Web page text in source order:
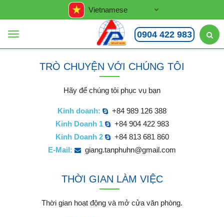
Vietnamese
0904 422 983
TRÒ CHUYỆN VỚI CHÚNG TÔI
Hãy để chúng tôi phục vụ bạn
Kinh doanh:
+84 989 126 388
Kinh Doanh 1
+84 904 422 983
Kinh Doanh 2
+84 813 681 860
E-Mail:
giang.tanphuhn@gmail.com
THỜI GIAN LÀM VIỆC
Thời gian hoạt động và mở cửa văn phòng.